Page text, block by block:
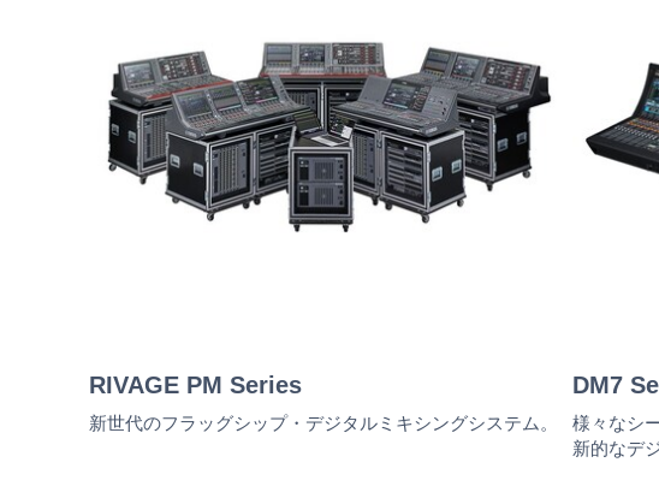
RIVAGE PM Series
新世代のフラッグシップ・デジタルミキシングシステム。
DM7
様々なシ
新的なデ